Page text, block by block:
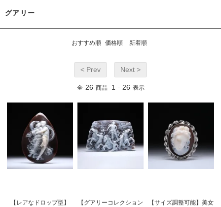
グアリー
おすすめ順 価格順 新着順
< Prev Next >
全 26 商品 1 - 26 表示
【レアなドロップ型】
【グアリーコレクション
【サイズ調整可能】美女